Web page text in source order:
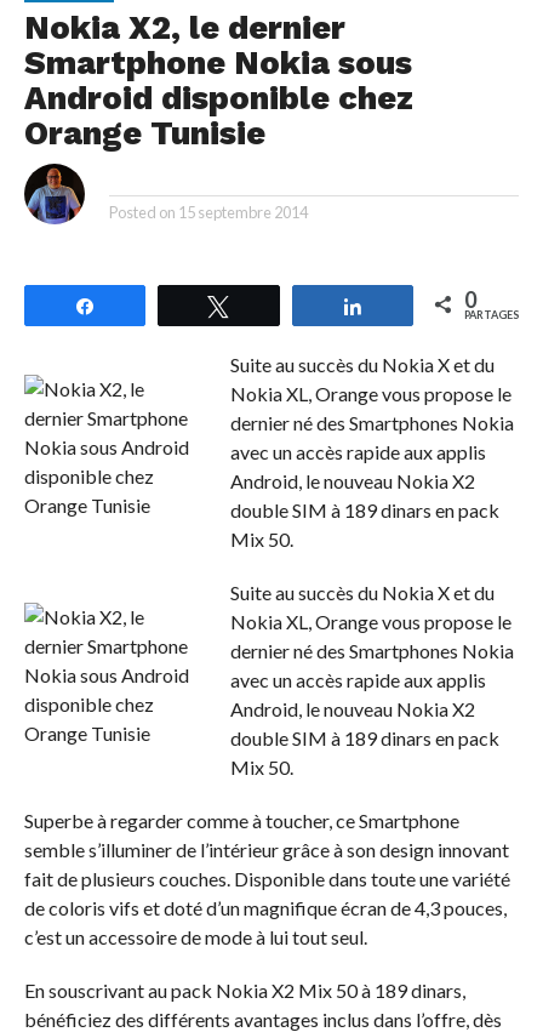
Nokia X2, le dernier
Smartphone Nokia sous
Android disponible chez
Orange Tunisie
Posted on 15 septembre 2014
Partagez 0
PARTAGES
Suite au succès du Nokia X et du
Nokia XL, Orange vous propose le
dernier né des Smartphones Nokia
avec un accès rapide aux applis
Android, le nouveau Nokia X2
double SIM à 189 dinars en pack
Mix 50.
Suite au succès du Nokia X et du
Nokia XL, Orange vous propose le
dernier né des Smartphones Nokia
avec un accès rapide aux applis
Android, le nouveau Nokia X2
double SIM à 189 dinars en pack
Mix 50.
Superbe à regarder comme à toucher, ce Smartphone
semble s’illuminer de l’intérieur grâce à son design innovant
fait de plusieurs couches. Disponible dans toute une variété
de coloris vifs et doté d’un magnifique écran de 4,3 pouces,
c’est un accessoire de mode à lui tout seul.
En souscrivant au pack Nokia X2 Mix 50 à 189 dinars,
bénéficiez des différents avantages inclus dans l’offre, dès